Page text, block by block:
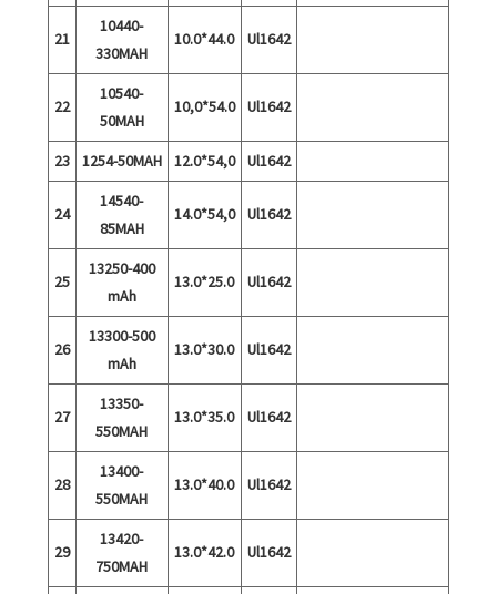
21
10440-
330MAH
10.0*44.0 Ul1642
22
10540-
50MAH
10,0*54.0 Ul1642
23 1254-50MAH 12.0*54,0 Ul1642
24
14540-
85MAH
14.0*54,0 Ul1642
25
13250-400
mAh
13.0*25.0 Ul1642
26
13300-500
mAh
13.0*30.0 Ul1642
27
13350-
550MAH
13.0*35.0 Ul1642
28
13400-
550MAH
13.0*40.0 Ul1642
29
13420-
750MAH
13.0*42.0 Ul1642